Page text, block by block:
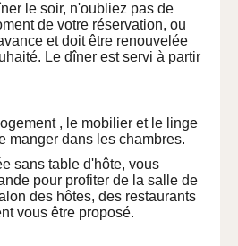
le soir, n'oubliez pas de
de votre réservation, ou
et doit être renouvelée
Le dîner est servi à partir
, le mobilier et le linge
manger dans les chambres.
sans table d'hôte, vous
pour profiter de la salle de
des hôtes, des restaurants
vous être proposé.